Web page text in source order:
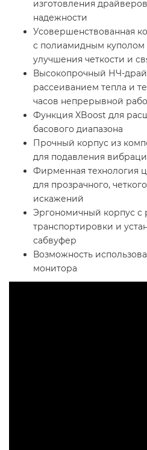
изготовления
надежности
Усовершенствованная
с полиамидным
улучшения четкости и
Высокопрочный НЧ-
рассеиванием тепла и
часов непрерывной
Функция XBoost для
басового диапазона
Прочный корпус из
для подавления
Фирменная технология
для прозрачного,
искажений
Эргономичный корпус с
транспортировки и
сабвуфер
Возможность
монитора